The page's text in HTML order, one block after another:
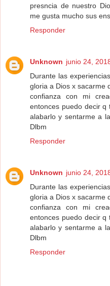
presncia de nuestro
me gusta mucho sus
Responder
Unknown junio 24,
Durante las
gloria a Dios x sacarme
confianza con mi
entonces puedo decir q
alabarlo y sentarme a
Dlbm
Responder
Unknown junio 24,
Durante las
gloria a Dios x sacarme
confianza con mi
entonces puedo decir q
alabarlo y sentarme a
Dlbm
Responder